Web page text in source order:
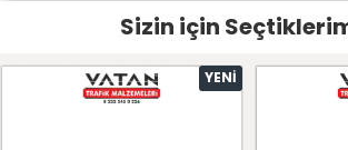
Sizin için
YENI